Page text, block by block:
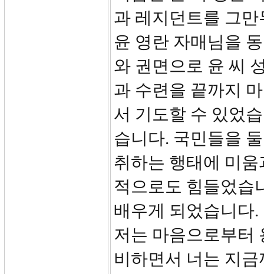
과 레지던트를 그
윤 영란 자매님을
와 권면으로 윤 씨
과 수련을 끝까지
서 기도할 수 있었
습니다. 국민들을
취하는 행태에 미
적으로도 힘들었습
배우게 되었습니다
저는 마음으로부터
비하면서 너는 지